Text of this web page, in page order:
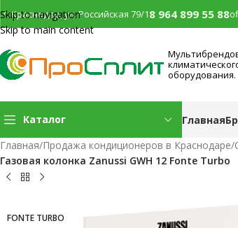
Skip to navigation
Skip to main content
г. Краснодар, ул. Российская 79/18 964 899 55 88
оборудования.
Каталог Главная
Главная/Продажа кондиционеров в Краснодаре/
Газовая колонка Zanussi GWH 12 Fonte Turbo
FONTE TURBO